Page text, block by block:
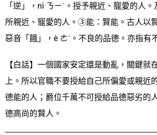
「逆」，nì ㄋㄧˋ。授予親近、寵愛的人。
所親近、寵愛的人。③能：賢能。古人以
惡音「餓」，è ㄜˋ。不良的品德。亦指有
【白話】一個國家安定還是動亂，關鍵就
上。所以官職不要授給自己所偏愛或親近
德能的人；爵位千萬不可授給品德惡劣的
德高尚的賢人。